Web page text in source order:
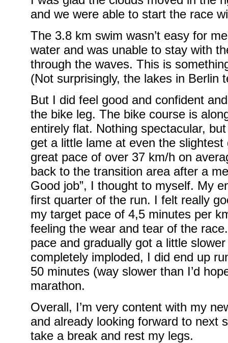
and we were able to start the race
The 3.8 km swim wasn’t easy for
water and was unable to stay with
through the waves. This is
(Not surprisingly, the lakes in Berlin
But I did feel good and confident
the bike leg. The bike course is
entirely flat. Nothing spectacular,
get a little lame at even the
great pace of over 37 km/h on
back to the transition area after a
Good job”, I thought to myself. My
first quarter of the run. I felt really
my target pace of 4,5 minutes per
feeling the wear and tear of the
pace and gradually got a little
completely imploded, I did end up
50 minutes (way slower than I’d
marathon.
Overall, I’m very content with my
and already looking forward to next
take a break and rest my legs.